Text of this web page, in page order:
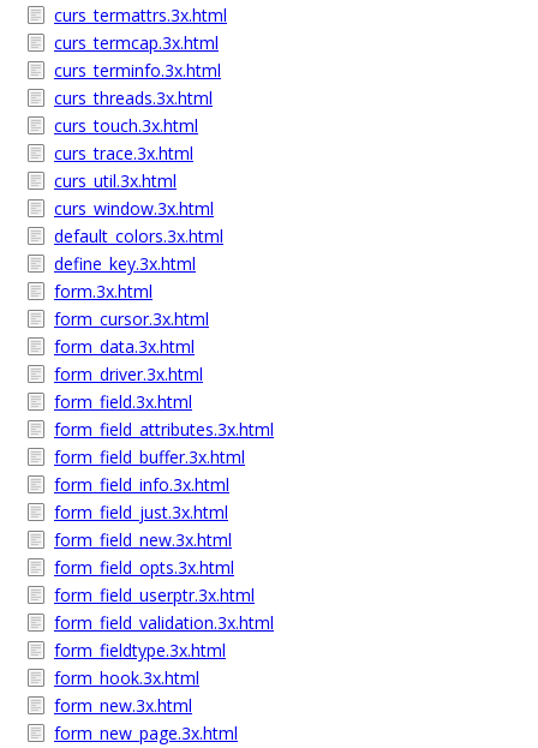
curs_termattrs.3x.html
curs_termcap.3x.html
curs_terminfo.3x.html
curs_threads.3x.html
curs_touch.3x.html
curs_trace.3x.html
curs_util.3x.html
curs_window.3x.html
default_colors.3x.html
define_key.3x.html
form.3x.html
form_cursor.3x.html
form_data.3x.html
form_driver.3x.html
form_field.3x.html
form_field_attributes.3x.html
form_field_buffer.3x.html
form_field_info.3x.html
form_field_just.3x.html
form_field_new.3x.html
form_field_opts.3x.html
form_field_userptr.3x.html
form_field_validation.3x.html
form_fieldtype.3x.html
form_hook.3x.html
form_new.3x.html
form_new_page.3x.html